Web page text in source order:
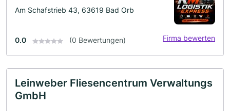
Am Schafstrieb 43, 63619 Bad Orb
0.0 (0 Bewertungen) Firma bewerten
Leinweber Fliesencentrum Verwaltungs
GmbH